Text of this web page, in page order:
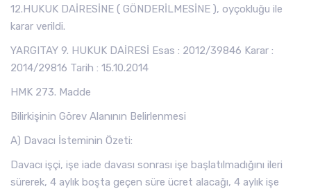
12.HUKUK DAİRESİNE ( GÖNDERİLMESİNE ), oyçokluğu ile
karar verildi.
YARGITAY 9. HUKUK DAİRESİ Esas : 2012/39846 Karar :
2014/29816 Tarih : 15.10.2014
HMK 273. Madde
Bilirkişinin Görev Alanının Belirlenmesi
A) Davacı İsteminin Özeti:
Davacı işçi, işe iade davası sonrası işe başlatılmadığını ileri
sürerek, 4 aylık boşta geçen süre ücret alacağı, 4 aylık işe